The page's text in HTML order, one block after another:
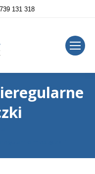
131 318